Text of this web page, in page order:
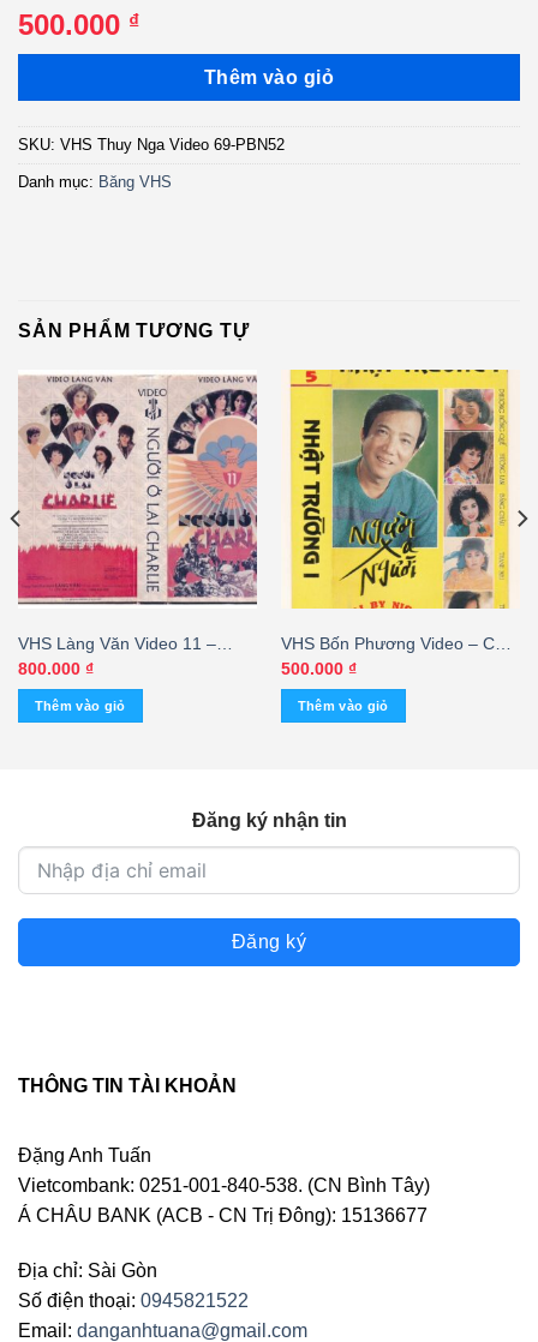
500.000 ₫
Thêm vào giỏ
SKU: VHS Thuy Nga Video 69-PBN52
Danh mục: Băng VHS
SẢN PHẨM TƯƠNG TỰ
VHS Làng Văn Video 11 –
Người Ở Lại Charlie
800.000 ₫
Thêm vào giỏ
VHS Bốn Phương Video – Cali
By Night 5 – Người Xa Người –
Nhật Trường 1
500.000 ₫
Thêm vào giỏ
Đăng ký nhận tin
Đăng ký
THÔNG TIN TÀI KHOẢN
Đặng Anh Tuấn
Vietcombank: 0251-001-840-538. (CN Bình Tây)
Á CHÂU BANK (ACB - CN Trị Đông): 15136677
Địa chỉ: Sài Gòn
Số điện thoại: 0945821522
Email: danganhtuana@gmail.com